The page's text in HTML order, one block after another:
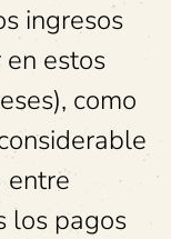
ingresos
estos
como
entre
los pagos